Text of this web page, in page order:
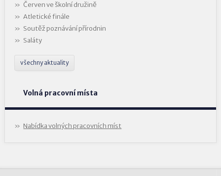
Červen ve školní družině
Atletické finále
Soutěž poznávání přírodnin
Saláty
všechny aktuality
Volná pracovní místa
Nabídka volných pracovních míst